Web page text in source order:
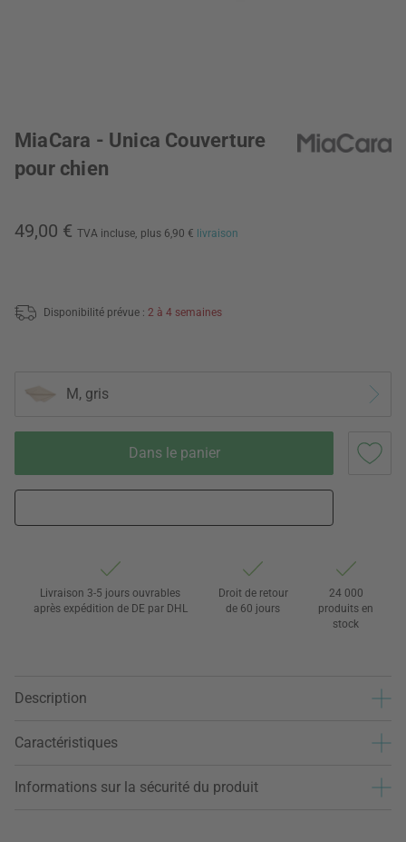
MiaCara - Unica Couverture
pour chien
49,00 € TVA incluse, plus 6,90 € livraison
Disponibilité prévue : 2 à 4 semaines
M, gris
Dans le panier
Livraison 3-5 jours ouvrables
après expédition de DE par DHL
Droit de retour
de 60 jours
24 000
produits en
stock
Description
Caractéristiques
Informations sur la sécurité du produit